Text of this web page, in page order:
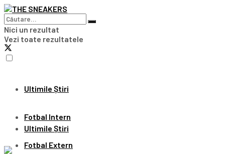
Nici un rezultat
Vezi toate rezultatele
Ultimile Știri
Fotbal Intern
Fotbal Extern
Ultimile Știri